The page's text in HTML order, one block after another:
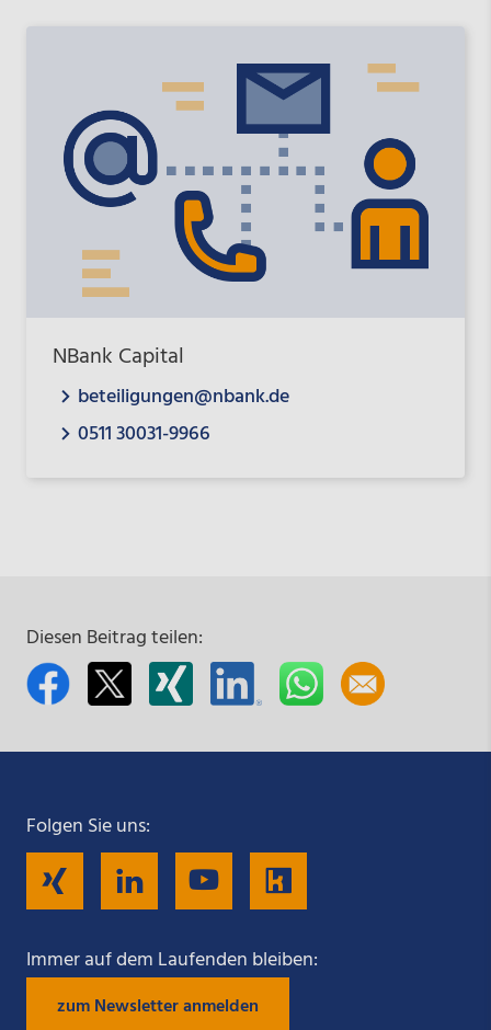
NBank Capital
beteiligungen@nbank.de
0511 30031-9966
Diesen Beitrag teilen:
Folgen Sie uns:
Folgen
Sie
Folgen
Sie
Folgen
Sie Sie
Immer auf dem Laufenden bleiben:
zum Newsletter anmelden